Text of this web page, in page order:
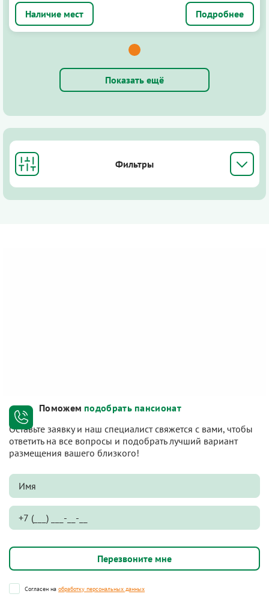
Подробнее
Показать ещё
Фильтры
Поможем подобрать пансионат
Оставьте заявку и наш специалист свяжется с вами, чтобы
ответить на все вопросы и подобрать лучший вариант
размещения вашего близкого!
Согласен на обработку персональных данных